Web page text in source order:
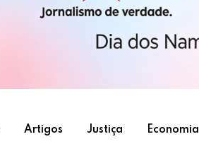
Artigos Justiça Economia